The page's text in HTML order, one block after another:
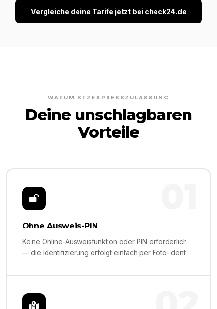
Vergleiche deine Tarife jetzt bei check24.de
WARUM KFZEXPRESSZULASSUNG
Deine unschlagbaren
Vorteile
Ohne Ausweis-PIN
Keine Online-Ausweisfunktion oder PIN erforderlich
— die Identifizierung erfolgt einfach per Foto-Ident.